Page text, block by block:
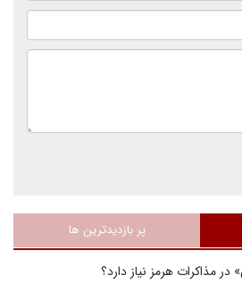
پر بازدیدترین ها
مذاکرات هرمز نیاز دارد؟